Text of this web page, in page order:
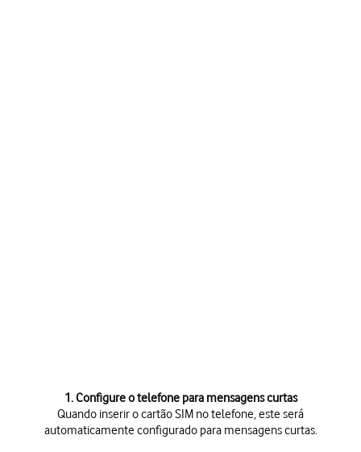
1. Configure o telefone para mensagens curtas
Quando inserir o cartão SIM no telefone, este será
automaticamente configurado para mensagens curtas.